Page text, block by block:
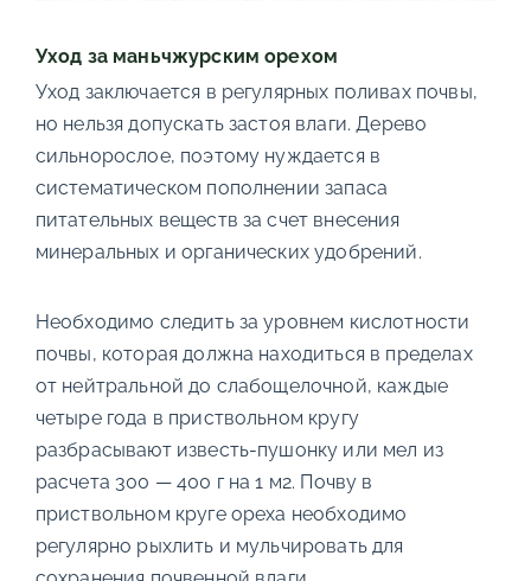
Уход за маньчжурским орехом
Уход заключается в регулярных поливах почвы,
но нельзя допускать застоя влаги. Дерево
сильнорослое, поэтому нуждается в
систематическом пополнении запаса
питательных веществ за счет внесения
минеральных и органических удобрений.
Необходимо следить за уровнем кислотности
почвы, которая должна находиться в пределах
от нейтральной до слабощелочной, каждые
четыре года в приствольном кругу
разбрасывают известь-пушонку или мел из
расчета 300 — 400 г на 1 м2. Почву в
приствольном круге ореха необходимо
регулярно рыхлить и мульчировать для